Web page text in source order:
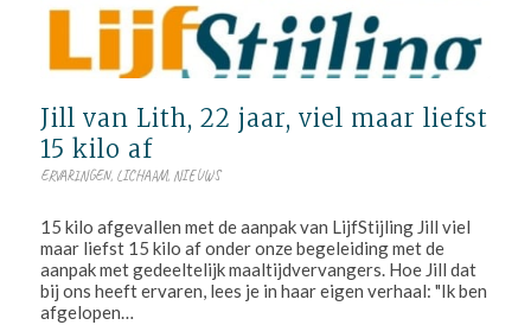
Jill van Lith, 22 jaar, viel maar liefst
15 kilo af
ERVARINGEN, LICHAAM, NIEUWS
15 kilo afgevallen met de aanpak van LijfStijling Jill viel
maar liefst 15 kilo af onder onze begeleiding met de
aanpak met gedeeltelijk maaltijdvervangers. Hoe Jill dat
bij ons heeft ervaren, lees je in haar eigen verhaal: "Ik ben
afgelopen…